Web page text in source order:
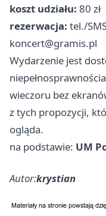
koszt udziału: 80 zł
rezerwacja: tel./
koncert@gramis.pl
Wydarzenie jest
wieczoru bez
z tych propozycji,
ogląda.
na podstawie: UM
Autor:krystian